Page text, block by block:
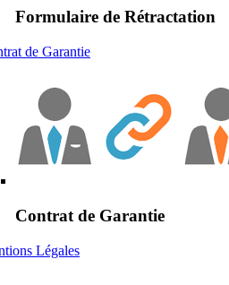
Formulaire de Rétractation
de Garantie
Contrat de Garantie
Légales